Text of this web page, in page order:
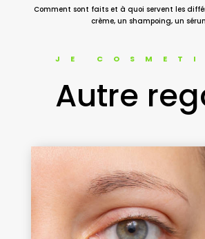
Comment sont faits et à quoi servent les
crème, un shampoing, un
JE
Autre